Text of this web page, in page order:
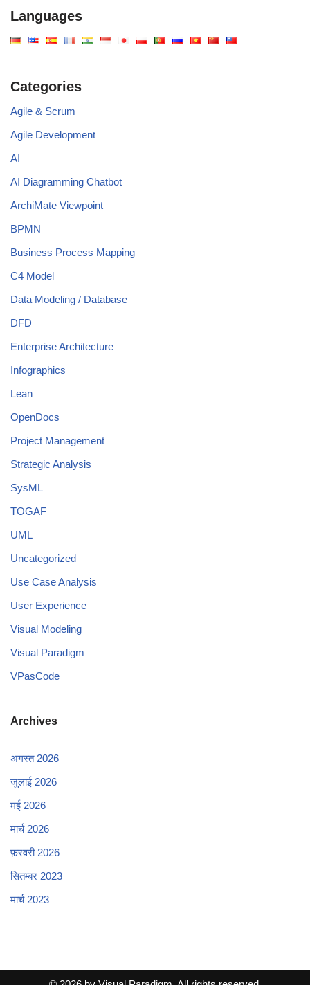
Languages
Categories
Agile & Scrum
Agile Development
AI
AI Diagramming Chatbot
ArchiMate Viewpoint
BPMN
Business Process Mapping
C4 Model
Data Modeling / Database
DFD
Enterprise Architecture
Infographics
Lean
OpenDocs
Project Management
Strategic Analysis
SysML
TOGAF
UML
Uncategorized
Use Case Analysis
User Experience
Visual Modeling
Visual Paradigm
VPasCode
Archives
अगस्त 2026
जुलाई 2026
मई 2026
मार्च 2026
फ़रवरी 2026
सितम्बर 2023
मार्च 2023